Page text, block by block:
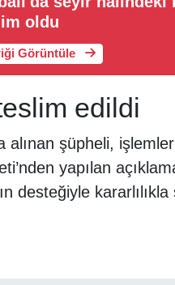
oldu
Görüntüle
edildi
alınan şüpheli,
yapılan
desteğiyle